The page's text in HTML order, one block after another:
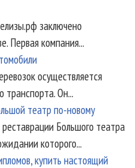
заключено
Первая компания...
осуществляется
транспорта. Он...
театр по-новому
Большого театра
которого...
купить настоящий